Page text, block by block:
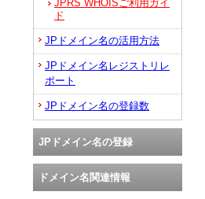
JPRS WHOISご利用ガイ
ド
JPドメイン名の活用方法
JPドメイン名レジストリレ
ポート
JPドメイン名の登録数
JPドメイン名の登録
ドメイン名関連情報